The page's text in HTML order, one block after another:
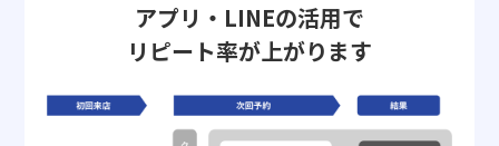
アプリ・LINEの活用で
リピート率が上がります